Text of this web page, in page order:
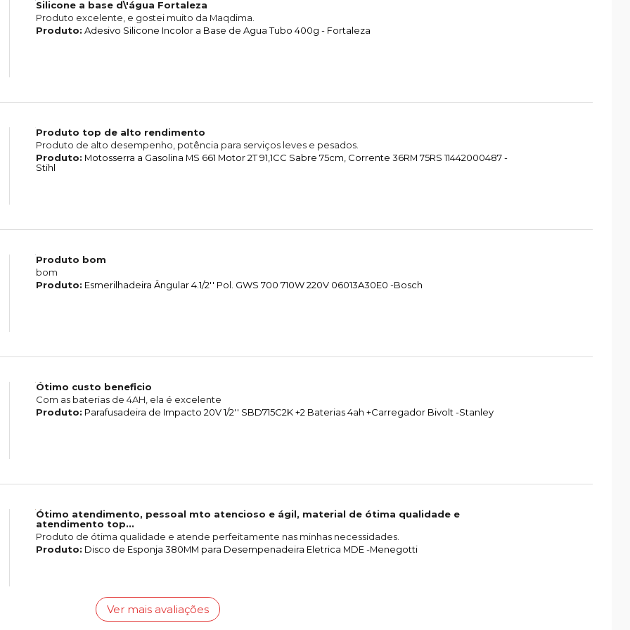
Silicone a base d\'água Fortaleza
Produto excelente, e gostei muito da Maqdima.
Produto: Adesivo Silicone Incolor a Base de Agua Tubo 400g - Fortaleza
Produto top de alto rendimento
Produto de alto desempenho, potência para serviços leves e pesados.
Produto: Motosserra a Gasolina MS 661 Motor 2T 91,1CC Sabre 75cm, Corrente 36RM 75RS 11442000487 -
Stihl
Produto bom
bom
Produto: Esmerilhadeira Ângular 4.1/2'' Pol. GWS 700 710W 220V 06013A30E0 -Bosch
Ótimo custo beneficio
Com as baterias de 4AH, ela é excelente
Produto: Parafusadeira de Impacto 20V 1/2'' SBD715C2K +2 Baterias 4ah +Carregador Bivolt -Stanley
Ótimo atendimento, pessoal mto atencioso e ágil, material de ótima qualidade e
atendimento top...
Produto de ótima qualidade e atende perfeitamente nas minhas necessidades.
Produto: Disco de Esponja 380MM para Desempenadeira Eletrica MDE -Menegotti
Ver mais avaliações